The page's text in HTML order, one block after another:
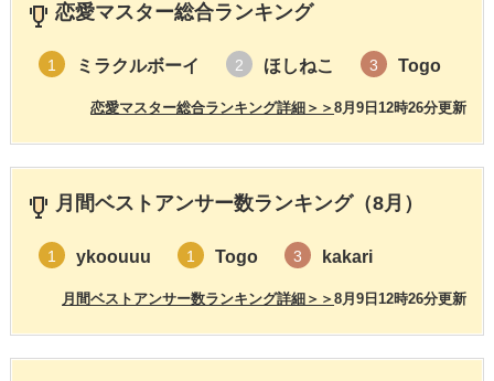
恋愛マスター総合ランキング
1 ミラクルボーイ 2 ほしねこ 3 Togo
8月9日12時26分更新
恋愛マスター総合ランキング詳細＞＞
月間ベストアンサー数ランキング（8月）
1 ykoouuu 1 Togo 3 kakari
8月9日12時26分更新
月間ベストアンサー数ランキング詳細＞＞